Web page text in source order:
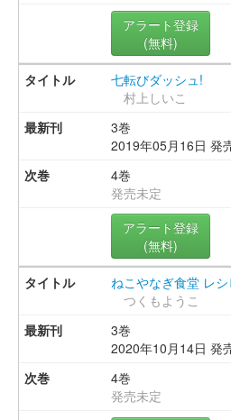
アラート登録
(無料)
七転びダッシュ!
村上しいこ
3巻
2019年05月16日 発
4巻
発売未定
アラート登録
(無料)
ねこやなぎ食堂 レシ
つくもようこ
3巻
2020年10月14日 発
4巻
発売未定